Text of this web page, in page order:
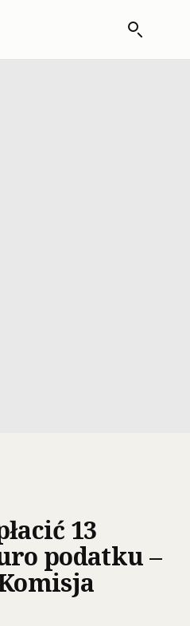
13
podatku –